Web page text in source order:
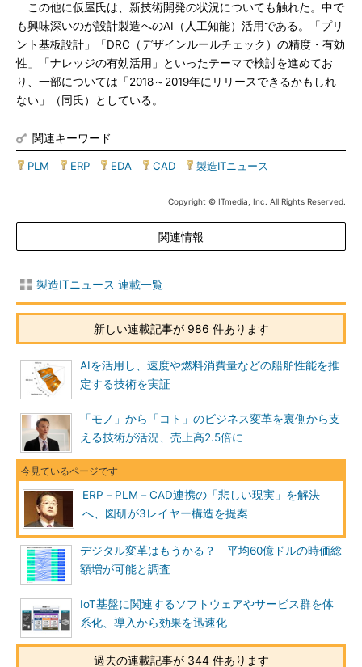
この他に仮屋氏は、新技術開発の状況についても触れた。中で
も興味深いのが設計製造へのAI（人工知能）活用である。「プリ
ント基板設計」「DRC（デザインルールチェック）の精度・有効
性」「ナレッジの有効活用」といったテーマで検討を進めてお
り、一部については「2018～2019年にリリースできるかもしれ
ない」（同氏）としている。
関連キーワード
PLM ERP EDA CAD 製造ITニュース
Copyright © ITmedia, Inc. All Rights Reserved.
関連情報
製造ITニュース 連載一覧
新しい連載記事が 986 件あります
AIを活用し、速度や燃料消費量などの船舶性能を推
定する技術を実証
「モノ」から「コト」のビジネス変革を裏側から支
える技術が活況、売上高2.5倍に
ERP－PLM－CAD連携の「悲しい現実」を解決
へ、図研が3レイヤー構造を提案
デジタル変革はもうかる？ 平均60億ドルの時価総
額増が可能と調査
IoT基盤に関連するソフトウェアやサービス群を体
系化、導入から効果を迅速化
過去の連載記事が 344 件あります